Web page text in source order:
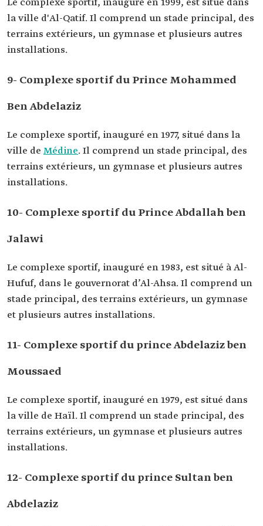
Le complexe sportif, inauguré en 1999, est situé dans
la ville d'Al-Qatif. Il comprend un stade principal, des
terrains extérieurs, un gymnase et plusieurs autres
installations.
9- Complexe sportif du Prince Mohammed
Ben Abdelaziz
Le complexe sportif, inauguré en 1977, situé dans la
ville de Médine. Il comprend un stade principal, des
terrains extérieurs, un gymnase et plusieurs autres
installations.
10- Complexe sportif du Prince Abdallah ben
Jalawi
Le complexe sportif, inauguré en 1983, est situé à Al-
Hufuf, dans le gouvernorat d’Al-Ahsa. Il comprend un
stade principal, des terrains extérieurs, un gymnase
et plusieurs autres installations.
11- Complexe sportif du prince Abdelaziz ben
Moussaed
Le complexe sportif, inauguré en 1979, est situé dans
la ville de Haïl. Il comprend un stade principal, des
terrains extérieurs, un gymnase et plusieurs autres
installations.
12- Complexe sportif du prince Sultan ben
Abdelaziz